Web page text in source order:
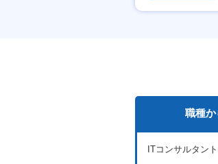
産休・育休あり
職種
ITコンサルタン